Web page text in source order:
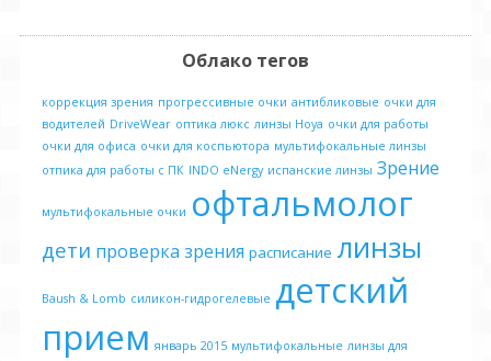
Облако тегов
коррекция зрения прогрессивные очки антибликовые очки для
водителей DriveWear оптика люкс линзы Hoya очки для работы
очки для офиса очки для коспьютора мультифокальные линзы
отпика для работы с ПК INDO eNergy испанские линзы Зрение
мультифокальные очки офтальмолог
дети проверка зрения расписание линзы
Baush & Lomb силикон-гидрогелевые детский
прием январь 2015 мультифокальные линзы для